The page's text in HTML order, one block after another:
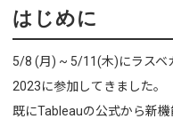
はじめに
5/8 (月) ~ 5/11(木)にラスベ
2023に参加してきました。
既にTableauの公式から新